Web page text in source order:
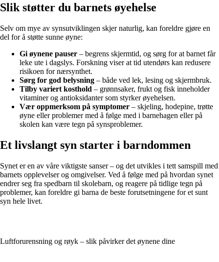
Slik støtter du barnets øyehelse
Selv om mye av synsutviklingen skjer naturlig, kan foreldre gjøre en
del for å støtte sunne øyne:
Gi øynene pauser – begrens skjermtid, og sørg for at barnet får
leke ute i dagslys. Forskning viser at tid utendørs kan redusere
risikoen for nærsynthet.
Sørg for god belysning – både ved lek, lesing og skjermbruk.
Tilby variert kosthold – grønnsaker, frukt og fisk inneholder
vitaminer og antioksidanter som styrker øyehelsen.
Vær oppmerksom på symptomer – skjeling, hodepine, trøtte
øyne eller problemer med å følge med i barnehagen eller på
skolen kan være tegn på synsproblemer.
Et livslangt syn starter i barndommen
Synet er en av våre viktigste sanser – og det utvikles i tett samspill med
barnets opplevelser og omgivelser. Ved å følge med på hvordan synet
endrer seg fra spedbarn til skolebarn, og reagere på tidlige tegn på
problemer, kan foreldre gi barna de beste forutsetningene for et sunt
syn hele livet.
Luftforurensning og røyk – slik påvirker det øynene dine